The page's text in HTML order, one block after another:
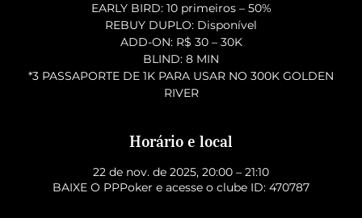
EARLY BIRD: 10 primeiros – 50%
REBUY DUPLO: Disponível
ADD-ON: R$ 30 – 30K
BLIND: 8 MIN
*3 PASSAPORTE DE 1K PARA USAR NO 300K GOLDEN
RIVER
Horário e local
22 de nov. de 2025, 20:00 – 21:10
BAIXE O PPPoker e acesse o clube ID: 470787